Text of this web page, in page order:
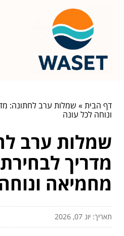
דף הבית» שמלות ערב לחתונה:
ונוחה לכל עונה
שמלות ערב
מדריך
מחמיאה
תאריך: יונ 07, 2026